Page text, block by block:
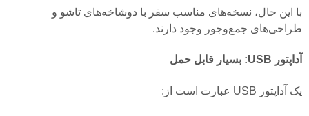
با این حال، نسخه‌های مناسب سفر با دوشاخه‌های تاشو و
طراحی‌های جمع‌وجور وجود دارند.
آداپتور USB: بسیار قابل حمل
یک آداپتور USB عبارت است از: